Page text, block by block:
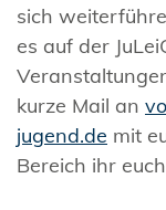
sich
es auf der
kurze Mail an
jugend.de mit
Bereich ihr